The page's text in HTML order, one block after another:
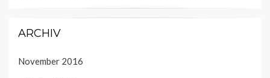
ARCHIV
November 2016